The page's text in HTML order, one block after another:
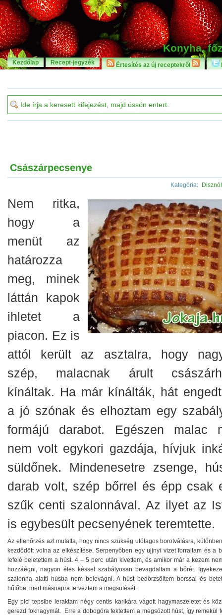
Konyha,
Kezdőlap Recept-jegyzék Értesítés az új receptekről
Császárpecsenye
Kategória:
Nem ritka,
hogy a
menüt az
határozza
meg, minek
láttán kapok
ihletet a
piacon. Ez is
attól került az asztalra, hogy
szép, malacnak árult
kínáltak. Ha már kínálták, hát
a jó szónak és elhoztam egy
formájú darabot. Egészen malac
nem volt egykori gazdája, hívjuk
süldőnek. Mindenesetre zsenge,
darab volt, szép bőrrel és épp csak
szűk centi szalonnával. Az ilyet az
is egybesült pecsenyének teremtette.
Az ellenőrzés azt mutatta, hogy nincs szükség utólagos borotválásra,
kezdődött volna az elkészítése. Serpenyőben egy ujjnyi vizet forraltam és a
lefelé beletettem a húst. 4 – 5 perc után kivettem, és amikor már a kezem
hozzáégni, nagyon éles késsel szabályosan bevagdaltam a bőrét.
szalonna alatti húsba nem belevágni. A húst bedörzsöltem borssal és
hűtőbe, mert másnapra terveztem a megsütését.
Egy pici tepsibe leraktam négy centis karikára vágott hagymaszeletet és
gerezd fokhagymát. Erre a dobogóra fektettem a megsózott húst, így remekül